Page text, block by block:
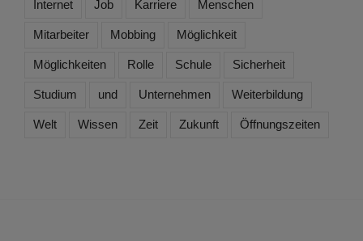
Internet Job Karriere Menschen
Mitarbeiter Mobbing Möglichkeit
Möglichkeiten Rolle Schule Sicherheit
Studium und Unternehmen Weiterbildung
Welt Wissen Zeit Zukunft Öffnungszeiten